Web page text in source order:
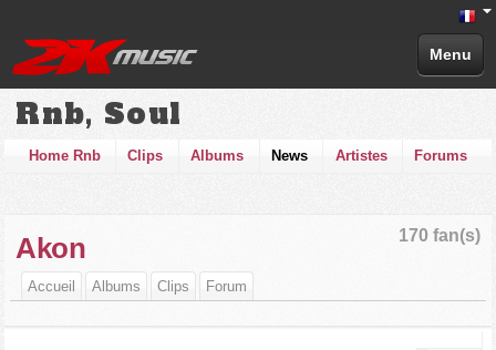
Menu
Rnb, Soul
Home Rnb Clips Albums News Artistes Forums
170 fan(s)
Akon
Accueil Albums Clips Forum